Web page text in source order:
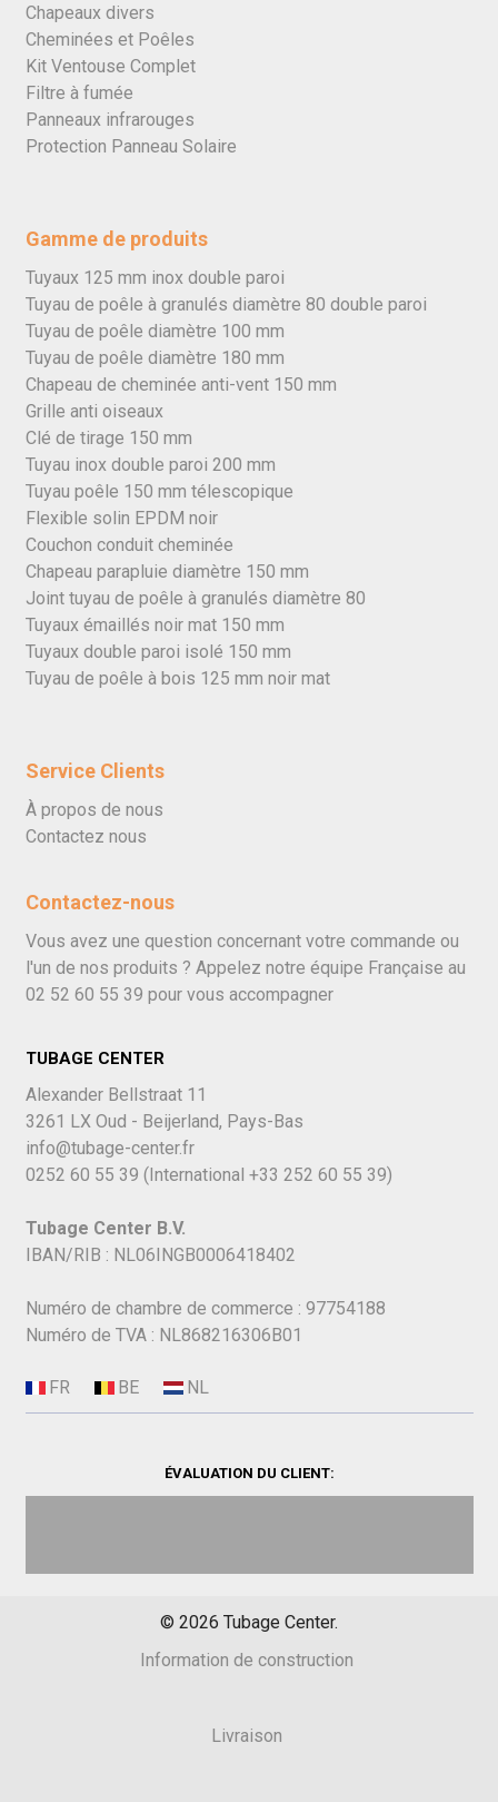
Chapeaux divers
Cheminées et Poêles
Kit Ventouse Complet
Filtre à fumée
Panneaux infrarouges
Protection Panneau Solaire
Gamme de produits
Tuyaux 125 mm inox double paroi
Tuyau de poêle à granulés diamètre 80 double paroi
Tuyau de poêle diamètre 100 mm
Tuyau de poêle diamètre 180 mm
Chapeau de cheminée anti-vent 150 mm
Grille anti oiseaux
Clé de tirage 150 mm
Tuyau inox double paroi 200 mm
Tuyau poêle 150 mm télescopique
Flexible solin EPDM noir
Couchon conduit cheminée
Chapeau parapluie diamètre 150 mm
Joint tuyau de poêle à granulés diamètre 80
Tuyaux émaillés noir mat 150 mm
Tuyaux double paroi isolé 150 mm
Tuyau de poêle à bois 125 mm noir mat
Service Clients
À propos de nous
Contactez nous
Contactez-nous
Vous avez une question concernant votre commande ou
l'un de nos produits ? Appelez notre équipe Française au
02 52 60 55 39 pour vous accompagner
TUBAGE CENTER
Alexander Bellstraat 11
3261 LX Oud - Beijerland, Pays-Bas
info@tubage-center.fr
0252 60 55 39 (International +33 252 60 55 39)
Tubage Center B.V.
IBAN/RIB : NL06INGB0006418402
Numéro de chambre de commerce : 97754188
Numéro de TVA : NL868216306B01
ÉVALUATION DU CLIENT:
© 2026 Tubage Center.
Information de construction
Livraison